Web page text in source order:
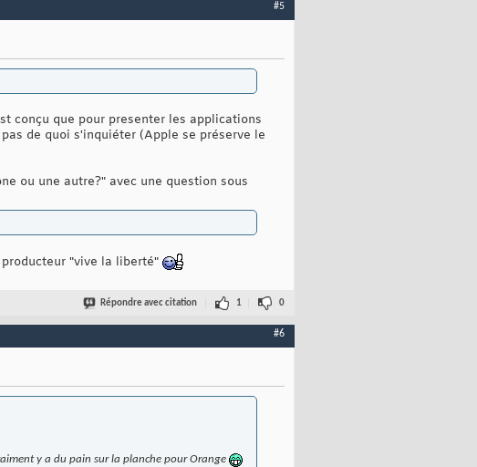
#5
conçu que pour presenter les applications
de quoi s'inquiéter (Apple se préserve le
ou une autre?" avec une question sous
"vive la liberté"
Répondre avec citation 1 0
#6
y a du pain sur la planche pour Orange